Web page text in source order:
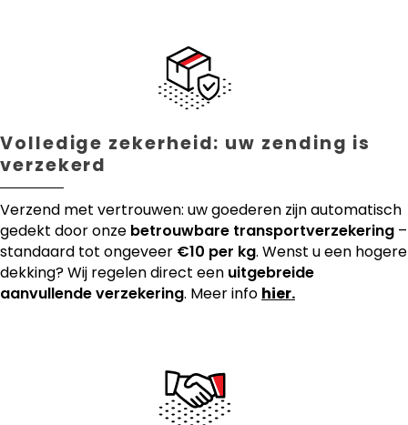
Volledige zekerheid: uw zending is
verzekerd
Verzend met vertrouwen: uw goederen zijn automatisch
gedekt door onze betrouwbare transportverzekering –
standaard tot ongeveer €10 per kg. Wenst u een hogere
dekking? Wij regelen direct een uitgebreide
aanvullende verzekering. Meer info hier.